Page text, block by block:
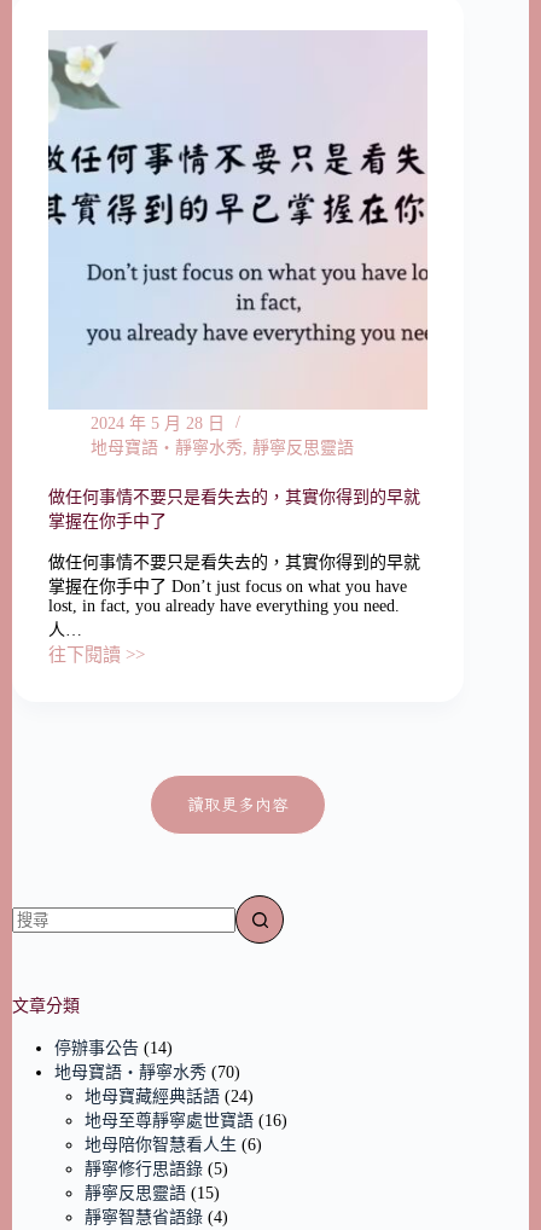
2024 年 5 月 28 日
地母寶語‧靜寧水秀, 靜寧反思靈語
做任何事情不要只是看失去的，其實你得到的早就
掌握在你手中了
做任何事情不要只是看失去的，其實你得到的早就
掌握在你手中了 Don’t just focus on what you have
lost, in fact, you already have everything you need.
人…
往下閱讀 >>
讀取更多內容
文章分類
停辦事公告 (14)
地母寶語‧靜寧水秀 (70)
地母寶藏經典話語 (24)
地母至尊靜寧處世寶語 (16)
地母陪你智慧看人生 (6)
靜寧修行思語錄 (5)
靜寧反思靈語 (15)
靜寧智慧省語錄 (4)